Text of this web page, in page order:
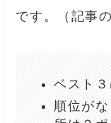
です。（記事
ベスト３
順位が